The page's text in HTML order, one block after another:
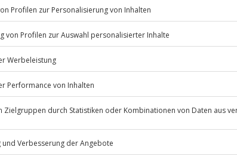
Power des Wagens!
Listenansicht
© OpenStreetMaps